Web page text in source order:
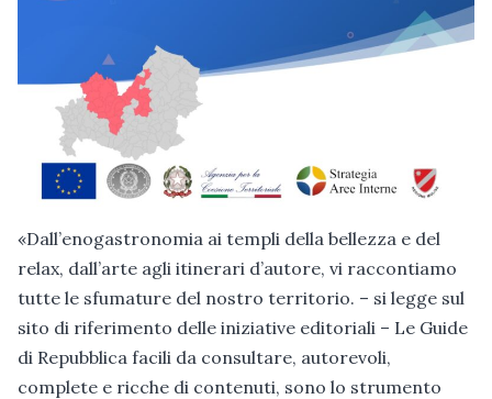
«Dall’enogastronomia ai templi della bellezza e del
relax, dall’arte agli itinerari d’autore, vi raccontiamo
tutte le sfumature del nostro territorio. – si legge sul
sito di riferimento delle iniziative editoriali – Le Guide
di Repubblica facili da consultare, autorevoli,
complete e ricche di contenuti, sono lo strumento